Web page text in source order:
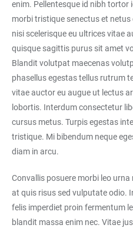
enim. Pellentesque id nibh
morbi tristique senectus et
nisi scelerisque eu ultrices vitae
quisque sagittis purus sit amet
Blandit volutpat maecenas
phasellus egestas tellus rutrum
vitae auctor eu augue ut lectus
lobortis. Interdum consectetur
cursus metus. Turpis egestas
tristique. Mi bibendum neque
diam in arcu.
Convallis posuere morbi leo
at quis risus sed vulputate odio.
felis imperdiet proin fermentum
blandit massa enim nec. Vitae